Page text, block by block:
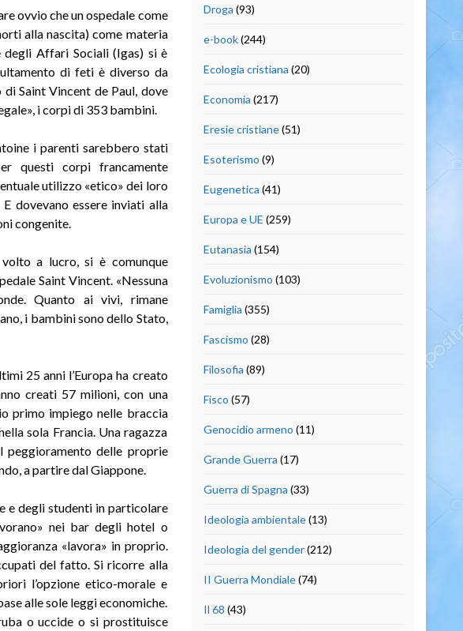
ovvio che un ospedale come
alla nascita) come materia
degli Affari Sociali (Igas) si è
di feti è diverso da
Saint Vincent de Paul, dove
i corpi di 353 bambini.
i parenti sarebbero stati
questi corpi francamente
utilizzo «etico» dei loro
dovevano essere inviati alla
congenite.
volto a lucro, si è comunque
Saint Vincent. «Nessuna
Quanto ai vivi, rimane
i bambini sono dello Stato,
25 anni l’Europa ha creato
creati 57 milioni, con una
primo impiego nelle braccia
sola Francia. Una ragazza
delle proprie
a partire dal Giappone.
e degli studenti in particolare
nei bar degli hotel o
«lavora» in proprio.
del fatto. Si ricorre alla
l’opzione etico-morale e
alle sole leggi economiche.
o uccide o si prostituisce
Droga (93)
e-book(244)
Ecologia cristiana (20)
Economia (217)
Eresie cristiane(51)
Esoterismo (9)
Eugenetica (41)
Europa e UE (259)
Eutanasia (154)
Evoluzionismo (103)
Famiglia (355)
Fascismo (28)
Filosofia (89)
Fisco (57)
Genocidio armeno (11)
Grande Guerra (17)
Guerra di Spagna (33)
Ideologia ambientale(13)
Ideologia del gender(212)
II Guerra Mondiale(74)
Il 68 (43)